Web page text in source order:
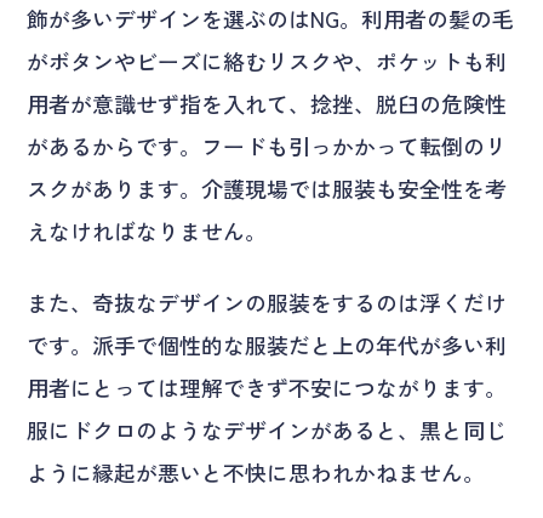
飾が多いデザインを選ぶのはNG。利用者の髪の毛
がボタンやビーズに絡むリスクや、ポケットも利
用者が意識せず指を入れて、捻挫、脱臼の危険性
があるからです。フードも引っかかって転倒のリ
スクがあります。介護現場では服装も安全性を考
えなければなりません。
また、奇抜なデザインの服装をするのは浮くだけ
です。派手で個性的な服装だと上の年代が多い利
用者にとっては理解できず不安につながります。
服にドクロのようなデザインがあると、黒と同じ
ように縁起が悪いと不快に思われかねません。